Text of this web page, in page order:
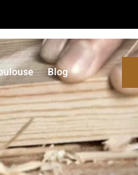
Blog